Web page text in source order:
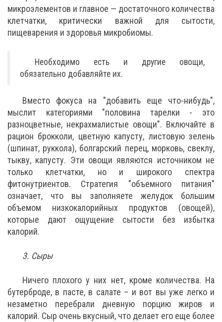
микроэлементов и главное — достаточного количества
клетчатки, критически важной для сытости,
пищеварения и здоровья микробиомы.
Необходимо есть и другие овощи,
обязательно добавляйте их.
Вместо фокуса на "добавить еще что-нибудь",
мыслит категориями "половина тарелки - это
разноцветные, некрахмалистые овощи". Включайте в
рацион брокколи, цветную капусту, листовую зелень
(шпинат, руккола), болгарский перец, морковь, свеклу,
тыкву, капусту. Эти овощи являются источником не
только клетчатки, но и широкого спектра
фитонутриентов. Стратегия "объемного питания"
означает, что вы заполняете желудок большим
объемом низкокалорийных продуктов (овощей),
которые дают ощущение сытости без избытка
калорий.
3. Сыры
Ничего плохого у них нет, кроме количества. На
бутерброде, в пасте, в салате – и вот вы уже легко и
незаметно перебрали дневную порцию жиров и
калорий. Сыр очень вкусный, что делает его еще более